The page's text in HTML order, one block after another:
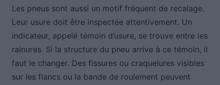
Les pneus sont aussi un motif fréquent de recalage.
Leur usure doit être inspectée attentivement. Un
indicateur, appelé témoin d’usure, se trouve entre les
rainures. Si la structure du pneu arrive à ce témoin, il
faut le changer. Des fissures ou craquelures visibles
sur les flancs ou la bande de roulement peuvent